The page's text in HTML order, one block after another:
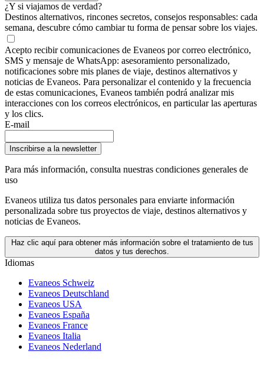
¿Y si viajamos de verdad?
Destinos alternativos, rincones secretos, consejos responsables: cada
semana, descubre cómo cambiar tu forma de pensar sobre los viajes.
Acepto recibir comunicaciones de Evaneos por correo electrónico,
SMS y mensaje de WhatsApp: asesoramiento personalizado,
notificaciones sobre mis planes de viaje, destinos alternativos y
noticias de Evaneos. Para personalizar el contenido y la frecuencia
de estas comunicaciones, Evaneos también podrá analizar mis
interacciones con los correos electrónicos, en particular las aperturas
y los clics.
E-mail
Inscribirse a la newsletter
Para más información, consulta nuestras condiciones generales de
uso
Evaneos utiliza tus datos personales para enviarte información
personalizada sobre tus proyectos de viaje, destinos alternativos y
noticias de Evaneos.
Haz clic aquí para obtener más información sobre el tratamiento de tus
datos y tus derechos.
Idiomas
Evaneos Schweiz
Evaneos Deutschland
Evaneos USA
Evaneos España
Evaneos France
Evaneos Italia
Evaneos Nederland